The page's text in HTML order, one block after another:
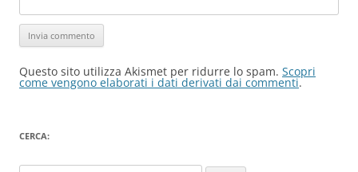
Questo sito utilizza Akismet per ridurre lo spam. Scopri
come vengono elaborati i dati derivati dai commenti.
CERCA: